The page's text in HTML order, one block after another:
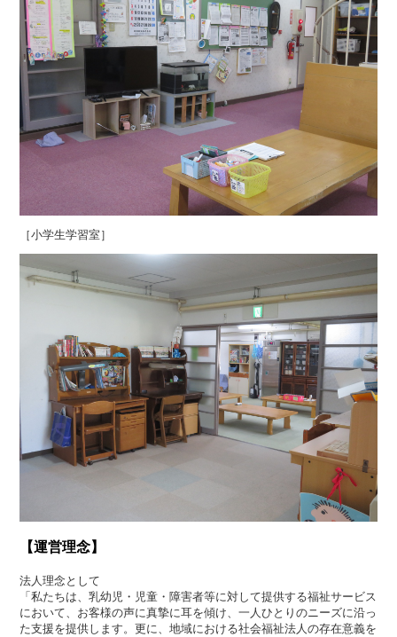
［小学生学習室］
【運営理念】
法人理念として
「私たちは、乳幼児・児童・障害者等に対して提供する福祉サービス
において、お客様の声に真摯に耳を傾け、一人ひとりのニーズに沿っ
た支援を提供します。更に、地域における社会福祉法人の存在意義を